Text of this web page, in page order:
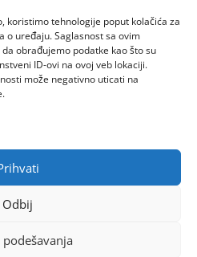
koristimo tehnologije poput kolačića za
uređaju. Saglasnost sa ovim
obrađujemo podatke kao što su
ID-ovi na ovoj veb lokaciji.
može negativno uticati na
Odbij
podešavanja